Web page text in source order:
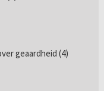
geaardheid (4)